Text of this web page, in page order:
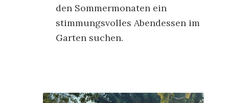
den Sommermonaten ein
stimmungsvolles Abendessen im
Garten suchen.